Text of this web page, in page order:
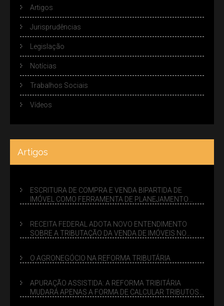
Artigos
Jurisprudências
Legislação
Notícias
Trabalhos Sociais
Vídeos
Artigos
ESCRITURA DE COMPRA E VENDA BIPARTIDA DE
IMÓVEL COMO FERRAMENTA DE PLANEJAMENTO
RECEITA FEDERAL ADOTA NOVO ENTENDIMENTO
SOBRE A TRIBUTAÇÃO DA VENDA DE IMÓVEIS NO
O AGRONEGÓCIO NA REFORMA TRIBUTÁRIA
APURAÇÃO ASSISTIDA: A REFORMA TRIBITÁRIA
MUDARÁ APENAS A FORMA DE CALCULAR TRIBUTOS